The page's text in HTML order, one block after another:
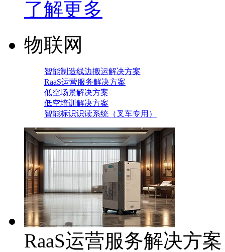
了解更多
物联网
智能制造线边搬运解决方案
RaaS运营服务解决方案
低空场景解决方案
低空培训解决方案
智能标识识读系统（叉车专用）
RaaS运营服务解决方案